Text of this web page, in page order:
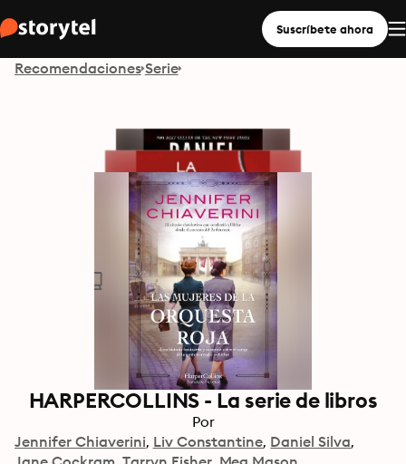
Suscríbete ahora
Recomendaciones Serie
HARPERCOLLINS - La serie de libros
Por
Jennifer Chiaverini Liv Constantine Daniel Silva